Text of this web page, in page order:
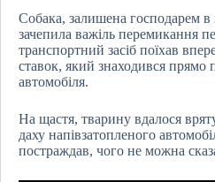
Собака, залишена господарем
зачепила важіль перемикання
транспортний засіб поїхав
ставок, який знаходився прямо
автомобіля.
На щастя, тварину вдалося
даху напівзатопленого
постраждав, чого не можна